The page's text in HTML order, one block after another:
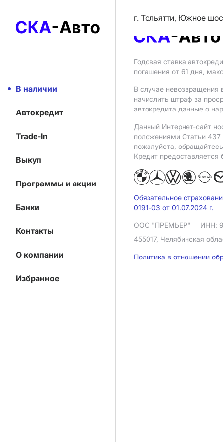
В наличии
Автокредит
Trade-In
Выкуп
Программы и акции
Банки
Контакты
О компании
Избранное
г. Тольятти, Южное
Годовая ставка
погашения от 61 дня,
В случае невозвращения
начислить штраф за
автокредита данные о
Данный Интернет-сайт
положениями Статьи 437
пожалуйста,
Кредит предоставляется
Обязательное
0191-03 от 01.07.2024 г.
ООО "ПРЕМЬЕР" ИНН:
455017, Челябинская
Политика в отношении